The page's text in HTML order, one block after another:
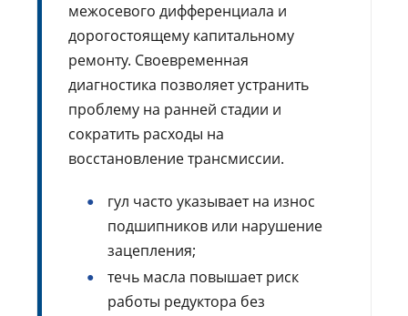
межосевого дифференциала и
дорогостоящему капитальному
ремонту. Своевременная
диагностика позволяет устранить
проблему на ранней стадии и
сократить расходы на
восстановление трансмиссии.
гул часто указывает на износ
подшипников или нарушение
зацепления;
течь масла повышает риск
работы редуктора без